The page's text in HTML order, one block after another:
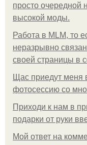
просто очередной
высокой моды.
Работа в MLM, то
неразрывно
своей страницы в
Щас приедут меня
фотосессию со
Приходи к нам в
подарки от руки
Мой ответ на